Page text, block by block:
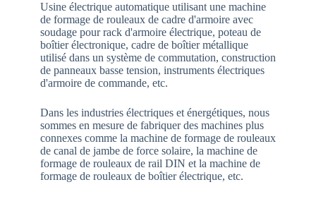
Usine électrique automatique utilisant une machine
de formage de rouleaux de cadre d'armoire avec
soudage pour rack d'armoire électrique, poteau de
boîtier électronique, cadre de boîtier métallique
utilisé dans un système de commutation, construction
de panneaux basse tension, instruments électriques
d'armoire de commande, etc.
Dans les industries électriques et énergétiques, nous
sommes en mesure de fabriquer des machines plus
connexes comme la machine de formage de rouleaux
de canal de jambe de force solaire, la machine de
formage de rouleaux de rail DIN et la machine de
formage de rouleaux de boîtier électrique, etc.